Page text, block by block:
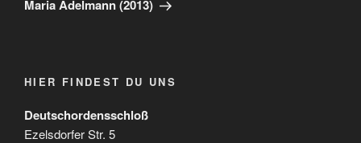
Maria Adelmann (2013)
HIER FINDEST DU UNS
Deutschordensschloß
Ezelsdorfer Str. 5